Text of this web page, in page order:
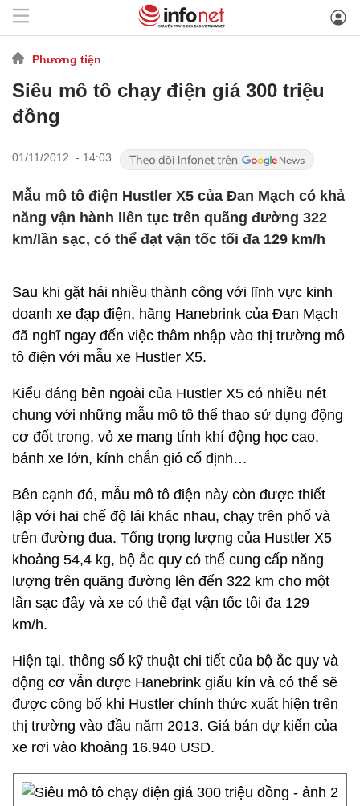
Phương tiện
Siêu mô tô chạy điện giá 300 triệu
đồng
01/11/2012 - 14:03
Mẫu mô tô điện Hustler X5 của Đan Mạch có khả
năng vận hành liên tục trên quãng đường 322
km/lần sạc, có thể đạt vận tốc tối đa 129 km/h
Sau khi gặt hái nhiều thành công với lĩnh vực kinh
doanh xe đạp điện, hãng Hanebrink của Đan Mạch
đã nghĩ ngay đến việc thâm nhập vào thị trường mô
tô điện với mẫu xe Hustler X5.
Kiểu dáng bên ngoài của Hustler X5 có nhiều nét
chung với những mẫu mô tô thể thao sử dụng động
cơ đốt trong, vỏ xe mang tính khí động học cao,
bánh xe lớn, kính chắn gió cố định…
Bên cạnh đó, mẫu mô tô điện này còn được thiết
lập với hai chế độ lái khác nhau, chạy trên phố và
trên đường đua. Tổng trọng lượng của Hustler X5
khoảng 54,4 kg, bộ ắc quy có thể cung cấp năng
lượng trên quãng đường lên đến 322 km cho một
lần sạc đầy và xe có thể đạt vận tốc tối đa 129
km/h.
Hiện tại, thông số kỹ thuật chi tiết của bộ ắc quy và
động cơ vẫn được Hanebrink giấu kín và có thể sẽ
được công bố khi Hustler chính thức xuất hiện trên
thị trường vào đầu năm 2013. Giá bán dự kiến của
xe rơi vào khoảng 16.940 USD.